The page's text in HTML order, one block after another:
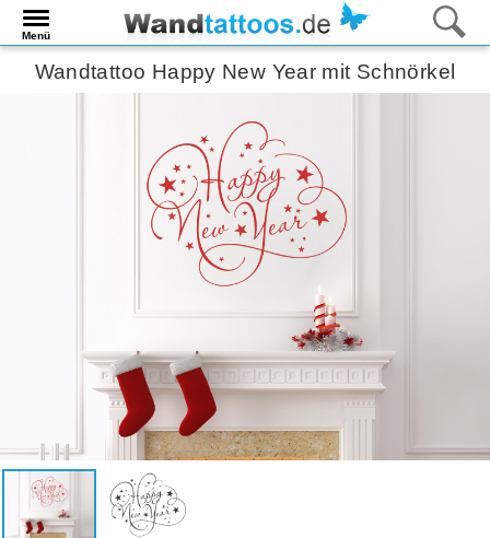
Menü
Wandtattoo Happy New Year mit Schnörkel